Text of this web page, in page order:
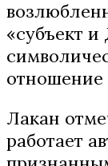
«субъект и
отношение
Лакан
работает